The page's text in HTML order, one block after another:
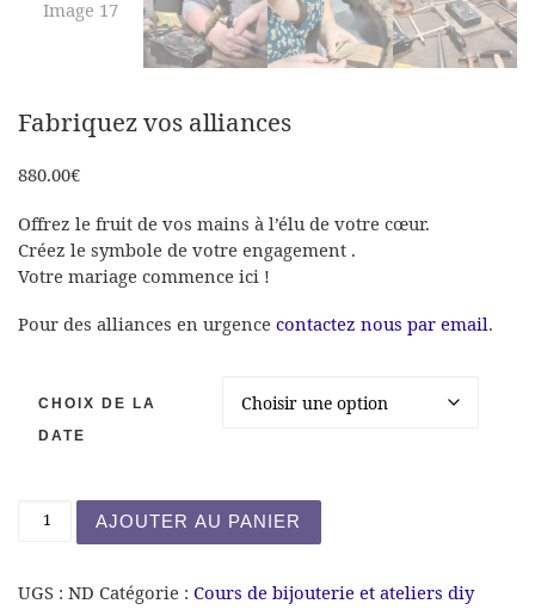
Fabriquez vos alliances
880.00€
Offrez le fruit de vos mains à l’élu de votre cœur.
Créez le symbole de votre engagement .
Votre mariage commence ici !
Pour des alliances en urgence contactez nous par email.
CHOIX DE LA
DATE
AJOUTER AU PANIER
UGS : ND Catégorie : Cours de bijouterie et ateliers diy